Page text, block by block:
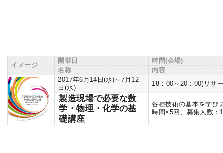
イメージ
開催日
時間(会場)
名称
内容
2017年6月14日(水)～7月12
日(水)
18：00～20：00(リサ
製造現場で必要な数
学・物理・化学の基
礎講座
各種技術の基本を学び
時間×5回、募集人数：